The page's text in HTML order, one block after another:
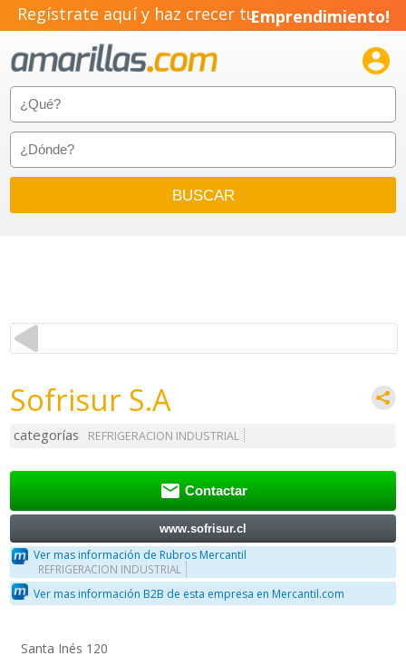
Regístrate aquí y haz crecer tuEmprendimiento!

Sofrisur S.A
categorías REFRIGERACION INDUSTRIAL
 Contactar
www.sofrisur.cl
Ver mas información de Rubros Mercantil
REFRIGERACION INDUSTRIAL
Ver mas información B2B de esta empresa en Mercantil.com
Santa Inés 120